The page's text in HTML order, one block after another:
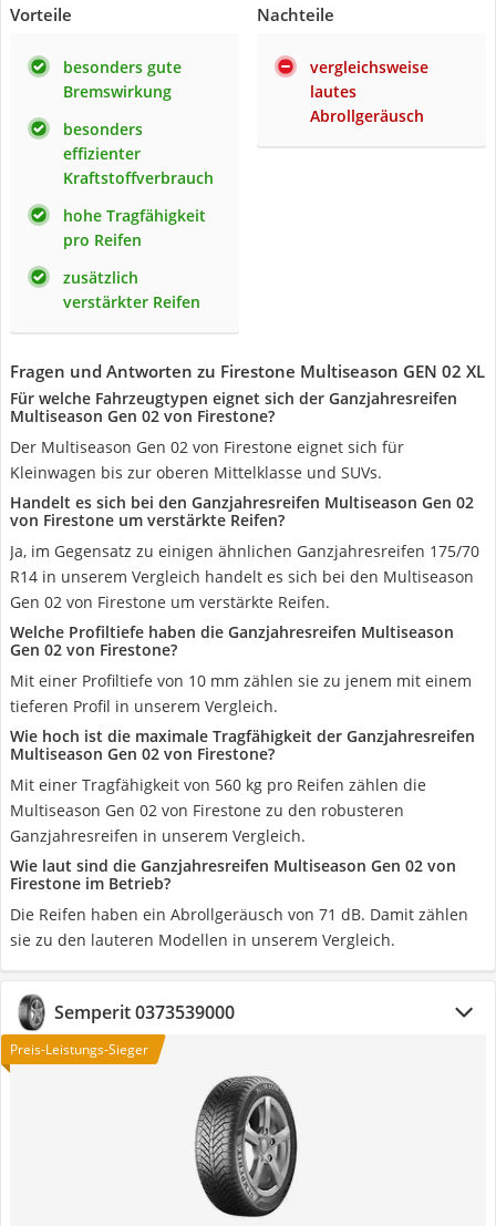
Vorteile
besonders gute
Bremswirkung
besonders
effizienter
Kraftstoffverbrauch
hohe Tragfähigkeit
pro Reifen
zusätzlich
verstärkter Reifen
Nachteile
vergleichsweise
lautes
Abrollgeräusch
Fragen und Antworten zu Firestone Multiseason GEN 02 XL
Für welche Fahrzeugtypen eignet sich der Ganzjahresreifen
Multiseason Gen 02 von Firestone?
Der Multiseason Gen 02 von Firestone eignet sich für
Kleinwagen bis zur oberen Mittelklasse und SUVs.
Handelt es sich bei den Ganzjahresreifen Multiseason Gen 02
von Firestone um verstärkte Reifen?
Ja, im Gegensatz zu einigen ähnlichen Ganzjahresreifen 175/70
R14 in unserem Vergleich handelt es sich bei den Multiseason
Gen 02 von Firestone um verstärkte Reifen.
Welche Profiltiefe haben die Ganzjahresreifen Multiseason
Gen 02 von Firestone?
Mit einer Profiltiefe von 10 mm zählen sie zu jenem mit einem
tieferen Profil in unserem Vergleich.
Wie hoch ist die maximale Tragfähigkeit der Ganzjahresreifen
Multiseason Gen 02 von Firestone?
Mit einer Tragfähigkeit von 560 kg pro Reifen zählen die
Multiseason Gen 02 von Firestone zu den robusteren
Ganzjahresreifen in unserem Vergleich.
Wie laut sind die Ganzjahresreifen Multiseason Gen 02 von
Firestone im Betrieb?
Die Reifen haben ein Abrollgeräusch von 71 dB. Damit zählen
sie zu den lauteren Modellen in unserem Vergleich.
Semperit 0373539000
Preis-Leistungs-Sieger